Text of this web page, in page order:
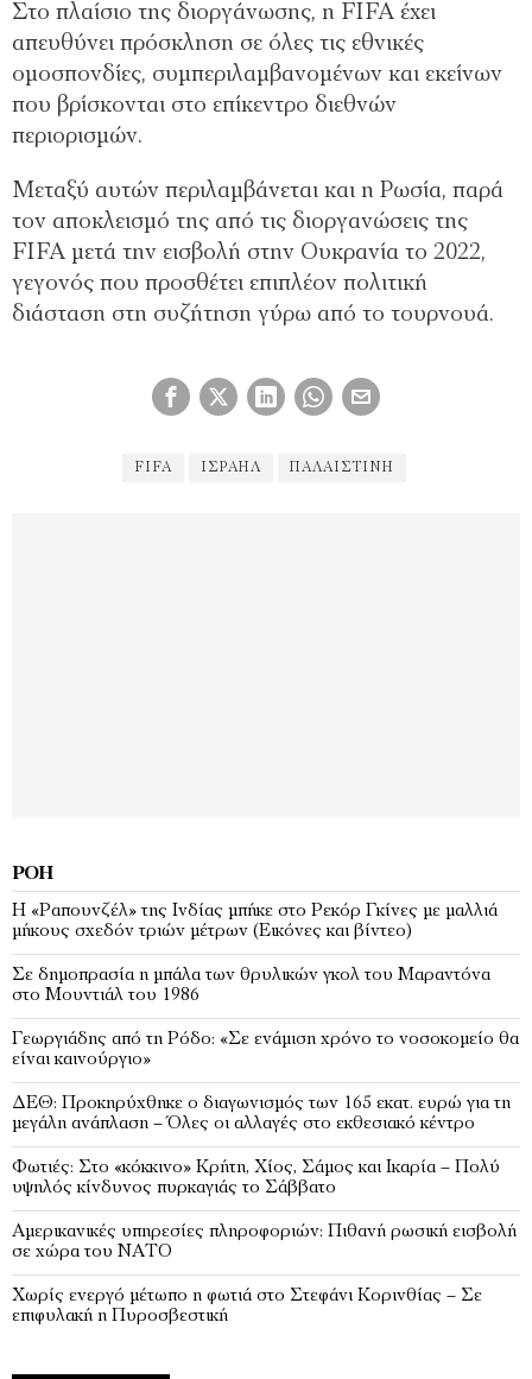
Στο πλαίσιο της διοργάνωσης, η FIFA έχει
απευθύνει πρόσκληση σε όλες τις εθνικές
ομοσπονδίες, συμπεριλαμβανομένων και εκείνων
που βρίσκονται στο επίκεντρο διεθνών
περιορισμών.
Μεταξύ αυτών περιλαμβάνεται και η Ρωσία, παρά
τον αποκλεισμό της από τις διοργανώσεις της
FIFA μετά την εισβολή στην Ουκρανία το 2022,
γεγονός που προσθέτει επιπλέον πολιτική
διάσταση στη συζήτηση γύρω από το τουρνουά.
FIFA ΙΣΡΑΉΛ ΠΑΛΑΙΣΤΊΝΗ
ΡΟΉ
Η «Ραπουνζέλ» της Ινδίας μπήκε στο Ρεκόρ Γκίνες με μαλλιά
μήκους σχεδόν τριών μέτρων (Εικόνες και βίντεο)
Σε δημοπρασία η μπάλα των θρυλικών γκολ του Μαραντόνα
στο Μουντιάλ του 1986
Γεωργιάδης από τη Ρόδο: «Σε ενάμιση χρόνο το νοσοκομείο θα
είναι καινούργιο»
ΔΕΘ: Προκηρύχθηκε ο διαγωνισμός των 165 εκατ. ευρώ για τη
μεγάλη ανάπλαση – Όλες οι αλλαγές στο εκθεσιακό κέντρο
Φωτιές: Στο «κόκκινο» Κρήτη, Χίος, Σάμος και Ικαρία – Πολύ
υψηλός κίνδυνος πυρκαγιάς το Σάββατο
Αμερικανικές υπηρεσίες πληροφοριών: Πιθανή ρωσική εισβολή
σε χώρα του ΝΑΤΟ
Χωρίς ενεργό μέτωπο η φωτιά στο Στεφάνι Κορινθίας – Σε
επιφυλακή η Πυροσβεστική